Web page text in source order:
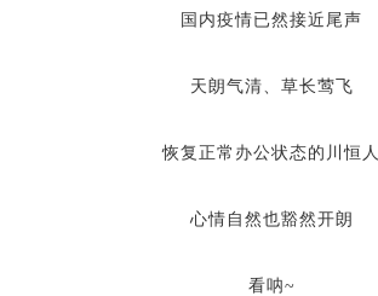
国内疫情已然接近尾声
天朗气清、草长莺飞
恢复正常办公状态的川恒人
心情自然也豁然开朗
看呐~